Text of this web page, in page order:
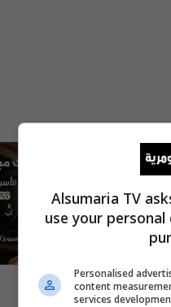
أسرار الفلك
Alsumaria TV
use your
Personalised
content
services